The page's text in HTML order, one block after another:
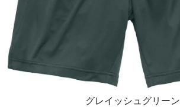
グレイッシュグリーン